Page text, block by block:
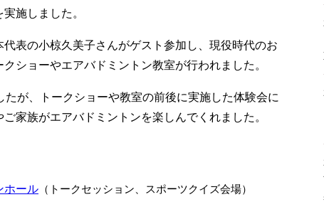
施しました。
表の小椋久美子さんがゲスト参加し、現役時代のお
ショーやエアバドミントン教室が行われました。
が、トークショーや教室の前後に実施した体験会に
家族がエアバドミントンを楽しんでくれました。
ホール （トークセッション、スポーツクイズ会場）